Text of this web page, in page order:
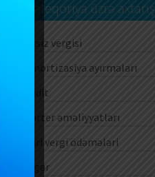
Kateqoriya üzrə axtarış
Aksiz vergisi
Amortizasiya ayırmaları
Audit
Barter əməliyyatları
Cari vergi ödəmələri
Digər